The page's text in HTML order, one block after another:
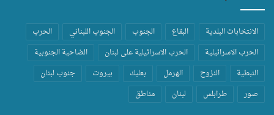
الانتخابات البلدية البقاع الجنوب الجنوب اللبناني
الحرب
الحرب الاسرائيلية
الحرب الاسرائيلية على لبنان
الضاحية الجنوبية
النبطية
النزوح الهرمل بعلبك بيروت
جنوب لبنان
صور
طرابلس لبنان مناطق